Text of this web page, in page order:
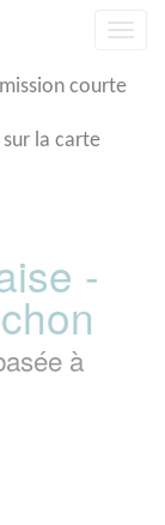
courte
sur la carte
-
à